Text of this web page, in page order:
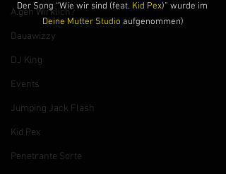
A.geh Wirklich?
Dauawizzy
DJ King
Events
Jumping Jack Flash
Kid Pex
Penetrante Sorte
Der Song “Wie wir sind (feat. Kid Pex)” wurde im
Deine Mutter Studio aufgenommen)